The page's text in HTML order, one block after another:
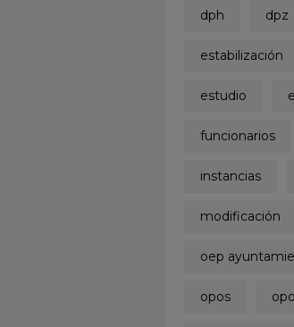
dph dpz
estabilización
estudio
funcionarios
instancias
modificación
oep
opos